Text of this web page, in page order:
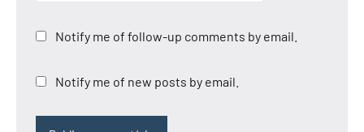
Notify me of follow-up comments by email.
Notify me of new posts by email.